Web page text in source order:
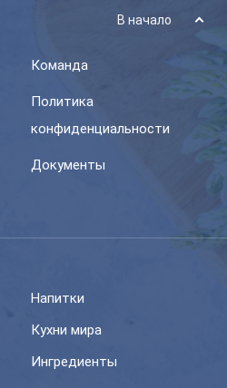
В начало
Команда
Политика
конфиденциальности
Документы
Напитки
Кухни мира
Ингредиенты